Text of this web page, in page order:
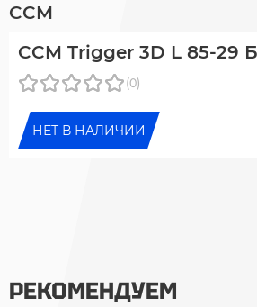
CCM
CCM Trigger 3D L 85-29
(0)
НЕТ В НАЛИЧИИ
РЕКОМЕНДУЕМ